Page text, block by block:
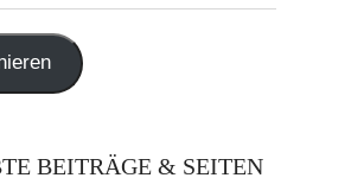
BEITRÄGE & SEITEN